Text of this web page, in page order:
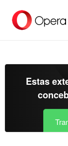
para
Estas